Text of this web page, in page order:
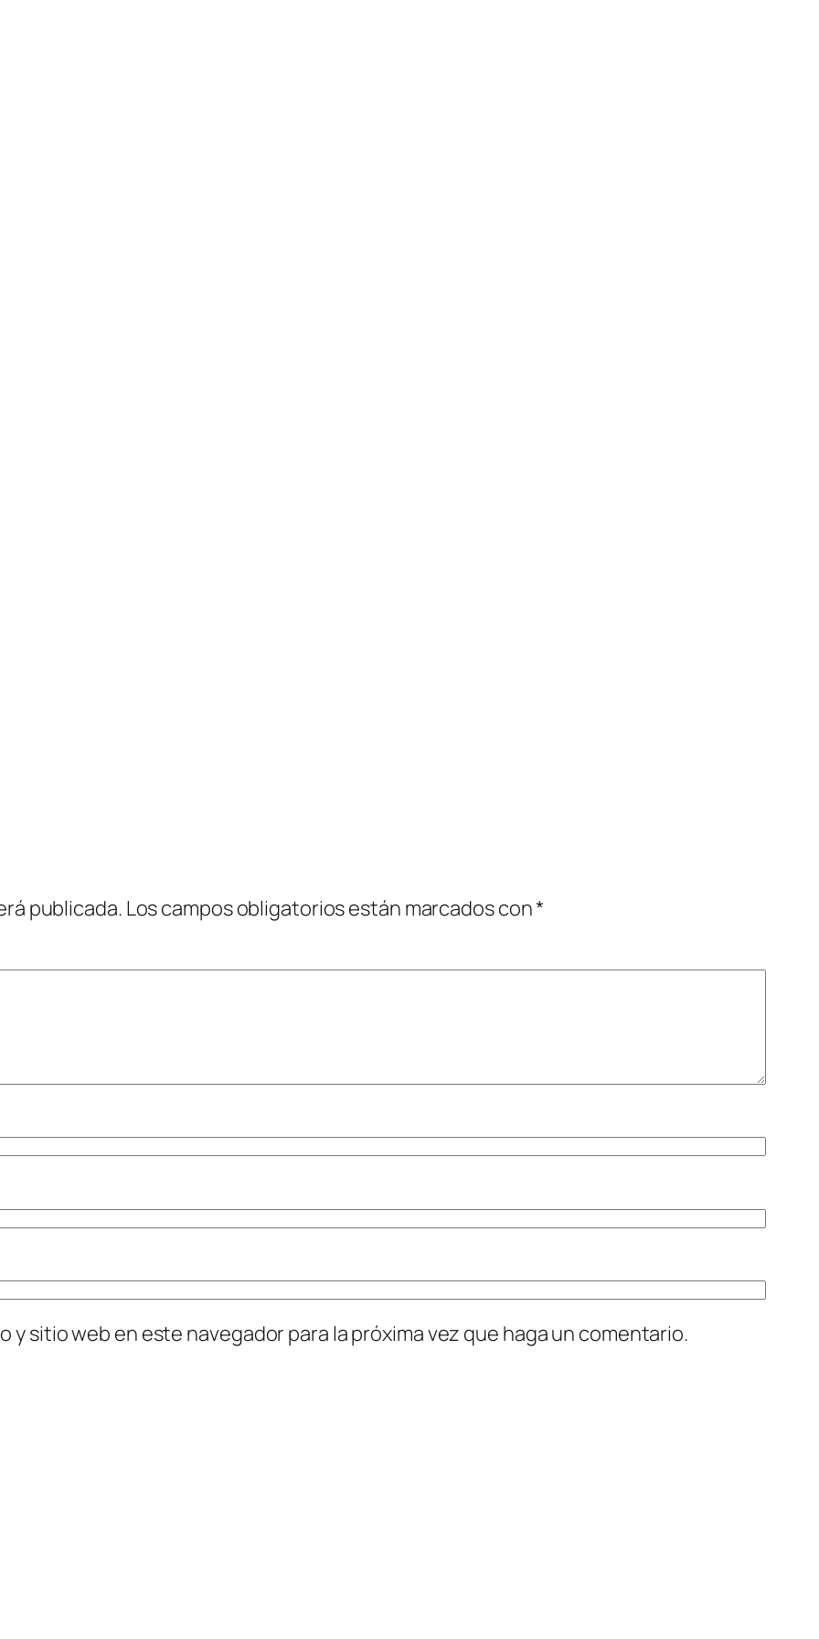
publicada. Los campos obligatorios están marcados con*
sitio web en este navegador para la próxima vez que haga un comentario.